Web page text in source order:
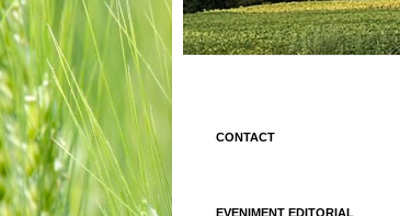
CONTACT
EVENIMENT EDITORIAL